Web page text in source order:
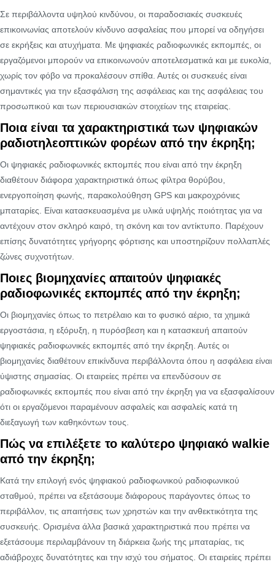
Σε περιβάλλοντα υψηλού κινδύνου, οι παραδοσιακές συσκευές
επικοινωνίας αποτελούν κίνδυνο ασφαλείας που μπορεί να οδηγήσει
σε εκρήξεις και ατυχήματα. Με ψηφιακές ραδιοφωνικές εκπομπές, οι
εργαζόμενοι μπορούν να επικοινωνούν αποτελεσματικά και με ευκολία,
χωρίς τον φόβο να προκαλέσουν σπίθα. Αυτές οι συσκευές είναι
σημαντικές για την εξασφάλιση της ασφάλειας και της ασφάλειας του
προσωπικού και των περιουσιακών στοιχείων της εταιρείας.
Ποια είναι τα χαρακτηριστικά των ψηφιακών
ραδιοτηλεοπτικών φορέων από την έκρηξη;
Οι ψηφιακές ραδιοφωνικές εκπομπές που είναι από την έκρηξη
διαθέτουν διάφορα χαρακτηριστικά όπως φίλτρα θορύβου,
ενεργοποίηση φωνής, παρακολούθηση GPS και μακροχρόνιες
μπαταρίες. Είναι κατασκευασμένα με υλικά υψηλής ποιότητας για να
αντέχουν στον σκληρό καιρό, τη σκόνη και τον αντίκτυπο. Παρέχουν
επίσης δυνατότητες γρήγορης φόρτισης και υποστηρίζουν πολλαπλές
ζώνες συχνοτήτων.
Ποιες βιομηχανίες απαιτούν ψηφιακές
ραδιοφωνικές εκπομπές από την έκρηξη;
Οι βιομηχανίες όπως το πετρέλαιο και το φυσικό αέριο, τα χημικά
εργοστάσια, η εξόρυξη, η πυρόσβεση και η κατασκευή απαιτούν
ψηφιακές ραδιοφωνικές εκπομπές από την έκρηξη. Αυτές οι
βιομηχανίες διαθέτουν επικίνδυνα περιβάλλοντα όπου η ασφάλεια είναι
ύψιστης σημασίας. Οι εταιρείες πρέπει να επενδύσουν σε
ραδιοφωνικές εκπομπές που είναι από την έκρηξη για να εξασφαλίσουν
ότι οι εργαζόμενοι παραμένουν ασφαλείς και ασφαλείς κατά τη
διεξαγωγή των καθηκόντων τους.
Πώς να επιλέξετε το καλύτερο ψηφιακό walkie
από την έκρηξη;
Κατά την επιλογή ενός ψηφιακού ραδιοφωνικού ραδιοφωνικού
σταθμού, πρέπει να εξετάσουμε διάφορους παράγοντες όπως το
περιβάλλον, τις απαιτήσεις των χρηστών και την ανθεκτικότητα της
συσκευής. Ορισμένα άλλα βασικά χαρακτηριστικά που πρέπει να
εξετάσουμε περιλαμβάνουν τη διάρκεια ζωής της μπαταρίας, τις
αδιάβροχες δυνατότητες και την ισχύ του σήματος. Οι εταιρείες πρέπει